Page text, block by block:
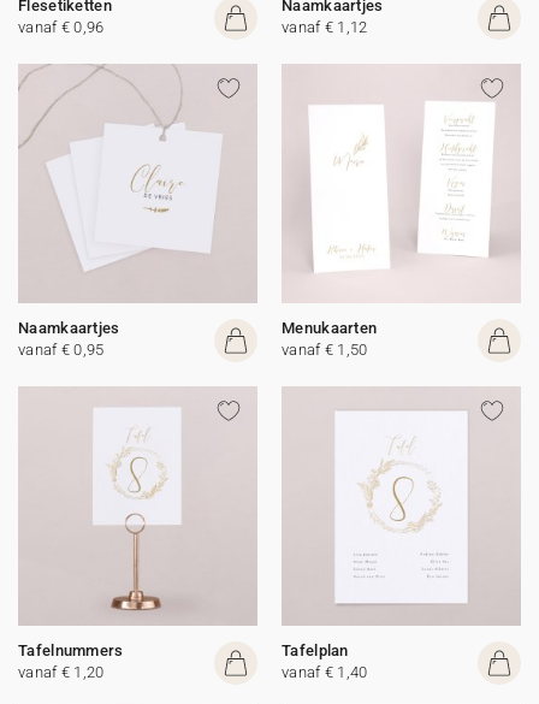
Flesetiketten
vanaf € 0,96
Naamkaartjes
vanaf € 1,12
Naamkaartjes
vanaf € 0,95
Menukaarten
vanaf € 1,50
Tafelnummers
vanaf € 1,20
Tafelplan
vanaf € 1,40